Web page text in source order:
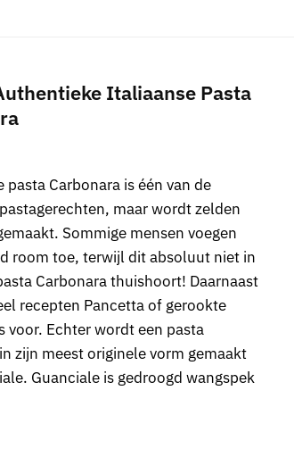
Italiaanse Pasta
pasta Carbonara is één van de
maar wordt zelden
Sommige mensen voegen
room toe, terwijl dit absoluut niet in
Carbonara thuishoort! Daarnaast
recepten Pancetta of gerookte
voor. Echter wordt een pasta
zijn meest originele vorm gemaakt
Guanciale is gedroogd wangspek